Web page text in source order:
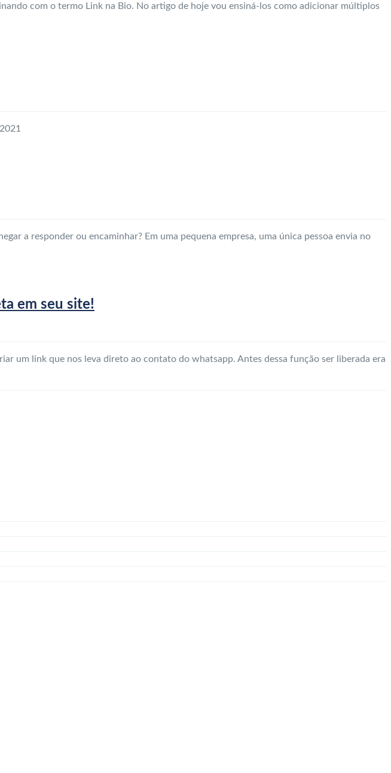
com o termo Link na Bio. No artigo de hoje vou ensiná-los como adicionar múltiplos
a responder ou encaminhar? Em uma pequena empresa, uma única pessoa envia no
em seu site!
um link que nos leva direto ao contato do whatsapp. Antes dessa função ser liberada era